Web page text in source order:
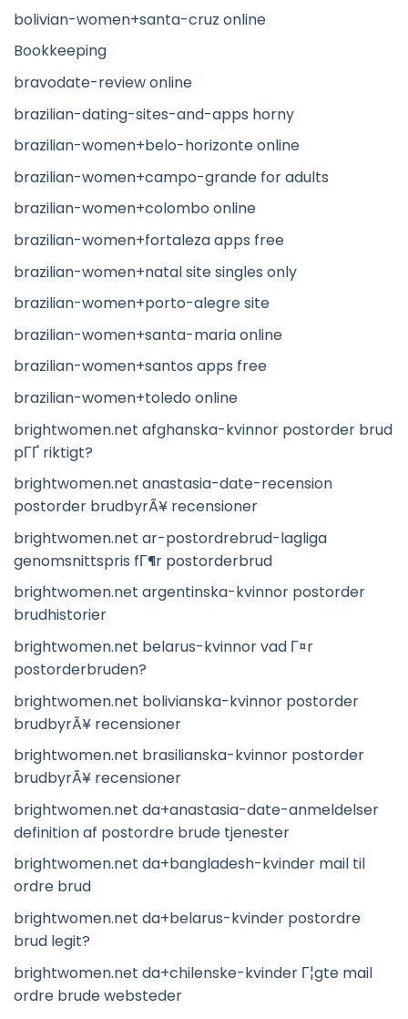
bolivian-women+santa-cruz online
Bookkeeping
bravodate-review online
brazilian-dating-sites-and-apps horny
brazilian-women+belo-horizonte online
brazilian-women+campo-grande for adults
brazilian-women+colombo online
brazilian-women+fortaleza apps free
brazilian-women+natal site singles only
brazilian-women+porto-alegre site
brazilian-women+santa-maria online
brazilian-women+santos apps free
brazilian-women+toledo online
brightwomen.net afghanska-kvinnor postorder brud
pГҐ riktigt?
brightwomen.net anastasia-date-recension
postorder brudbyrÃ¥ recensioner
brightwomen.net ar-postordrebrud-lagliga
genomsnittspris fГ¶r postorderbrud
brightwomen.net argentinska-kvinnor postorder
brudhistorier
brightwomen.net belarus-kvinnor vad Г¤r
postorderbruden?
brightwomen.net bolivianska-kvinnor postorder
brudbyrÃ¥ recensioner
brightwomen.net brasilianska-kvinnor postorder
brudbyrÃ¥ recensioner
brightwomen.net da+anastasia-date-anmeldelser
definition af postordre brude tjenester
brightwomen.net da+bangladesh-kvinder mail til
ordre brud
brightwomen.net da+belarus-kvinder postordre
brud legit?
brightwomen.net da+chilenske-kvinder Г¦gte mail
ordre brude websteder